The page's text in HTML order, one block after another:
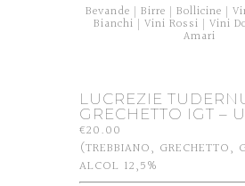
Bevande | Birre | Bollicine |
Bianchi | Vini Rossi | Vini
Amari
LUCREZIE
GRECHETTO IGT –
€20.00
(TREBBIANO, GRECHETTO,
ALCOL 12,5%